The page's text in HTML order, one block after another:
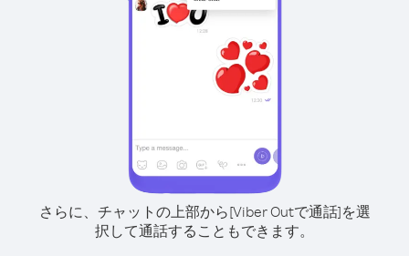
さらに、チャットの上部から[Viber Outで通話]を選
択して通話することもできます。